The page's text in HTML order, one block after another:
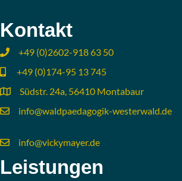
Kontakt
+49 (0)2602-918 63 50
+49 (0)174-95 13 745
Südstr. 24a, 56410 Montabaur
info@waldpaedagogik-westerwald.de
info@vickymayer.de
Leistungen